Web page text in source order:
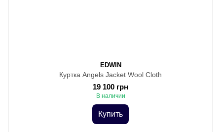
EDWIN
Куртка Angels Jacket Wool Cloth
19 100 грн
В наличии
Купить